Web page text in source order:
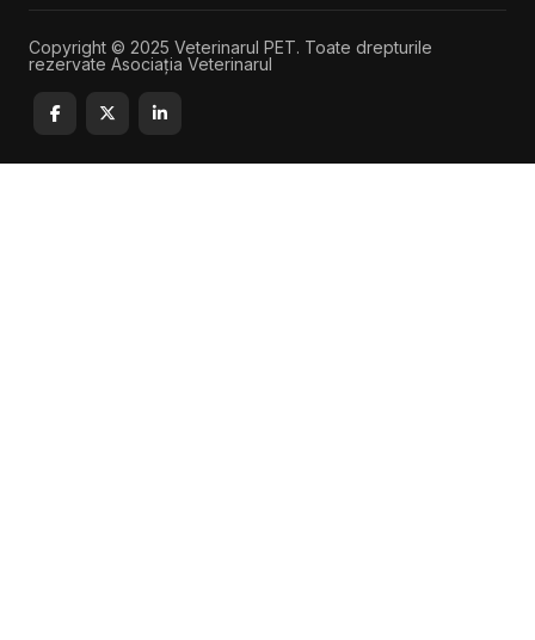
Copyright © 2025 Veterinarul PET. Toate drepturile
rezervate Asociația Veterinarul